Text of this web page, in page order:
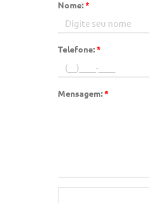
Nome:*
Telefone:*
Mensagem:*